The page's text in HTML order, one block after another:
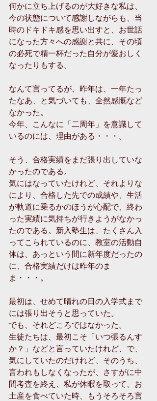
何かに立ち上げるのが大好きな私は、
今の状態について感謝しながらも、当
時のドキドキ感を思い出すと、お世話
になった方々への感謝と共に、その頃
の必死で精一杯だった自分が愛おしく
なったりもする。
なんて言ってるが、昨年は、一年たっ
たなあ、と気づいても、全然感慨など
なかった。
今年、こんなに「二周年」を意識して
いるのには、理由がある・・・。
そう、合格実績をまだ張り出していな
かったのである。
気にはなっていたけれど、それよりな
により、合格した先での成績や、生活
が軌道に乗るかのほうが心配で、終わ
った実績に気持ちが行きようがなかっ
たのである。新入塾生は、たくさん入
ってこられているのに、教室の活動自
体は、あっという間に新年度だったの
に、合格実績だけは昨年のま
ま・・・。
最初は、せめて晴れの日の入学式まで
には張り出そうと思っていた。
でも、それどころではなかった。
生徒たちは、最初こそ「いつ張るんす
か？」などと言っていたけれど、で、
気にしていたのだけれど、そのうち、
言われもしなくなったが、さすがに中
間考査を終え、私が休暇を取って、お
土産を食べていた時、もうそろそろ言